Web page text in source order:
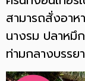
สามารถสั่งอาห
นางรม ปลาหมึ
ท่ามกลางบรรย